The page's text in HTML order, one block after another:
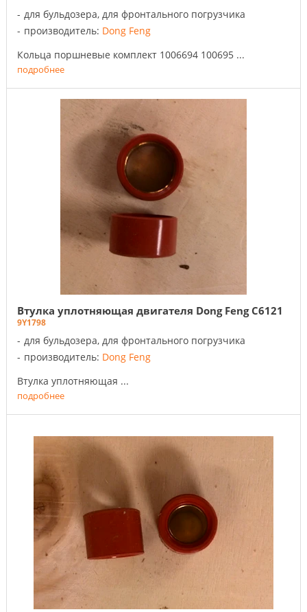
для бульдозера, для фронтального погрузчика
производитель: Dong Feng
Кольца поршневые комплект 1006694 100695 ...
подробнее
Втулка уплотняющая двигателя Dong Feng C6121
9Y1798
для бульдозера, для фронтального погрузчика
производитель: Dong Feng
Втулка уплотняющая ...
подробнее